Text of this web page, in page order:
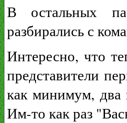
В остальных
разбирались с
Интересно, что
представители
как минимум, два
Им-то как раз